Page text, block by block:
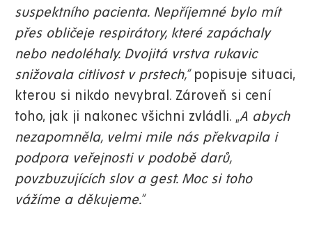
suspektního pacienta. Nepříjemné bylo mít
přes obličeje respirátory, které zapáchaly
nebo nedoléhaly. Dvojitá vrstva rukavic
snižovala citlivost v prstech,“ popisuje situaci,
kterou si nikdo nevybral. Zároveň si cení
toho, jak ji nakonec všichni zvládli. „A abych
nezapomněla, velmi mile nás překvapila i
podpora veřejnosti v podobě darů,
povzbuzujících slov a gest. Moc si toho
vážíme a děkujeme.“